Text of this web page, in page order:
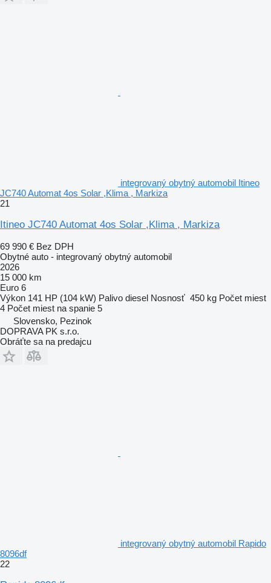
integrovaný obytný automobil Itineo
JC740 Automat 4os Solar ,Klima , Markiza
21
Itineo JC740 Automat 4os Solar ,Klima , Markiza
69 990 € Bez DPH
Obytné auto - integrovaný obytný automobil
2026
15 000 km
Euro 6
Výkon 141 HP (104 kW) Palivo diesel Nosnosť 450 kg Počet miest
4 Počet miest na spanie 5
Slovensko, Pezinok
DOPRAVA PK s.r.o.
Obráťte sa na predajcu
integrovaný obytný automobil Rapido
8096df
22